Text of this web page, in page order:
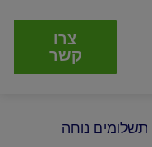
צרו
קשר
תשלומים נוחה